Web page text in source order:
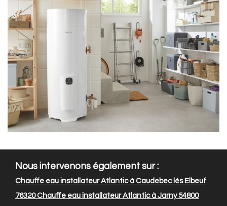
Nous intervenons également sur :
Chauffe eau installateur Atlantic à Caudebec lès Elbeuf
76320Chauffe eau installateur Atlantic à Jarny 54800